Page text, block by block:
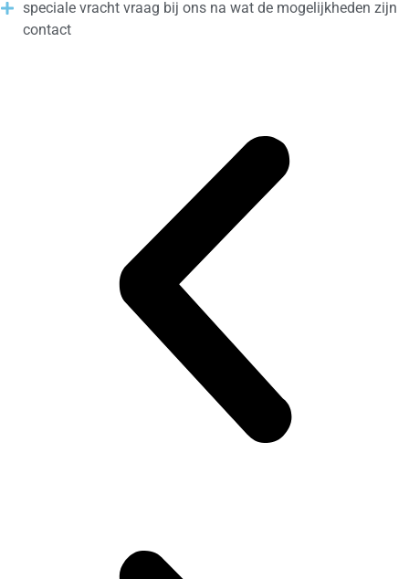
speciale vracht vraag bij ons na wat de mogelijkheden zijn
contact